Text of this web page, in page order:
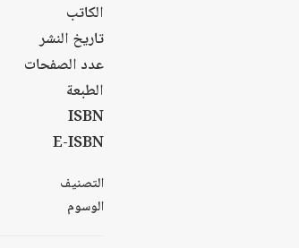
الكاتب
تاريخ النشر
عدد الصفحات
الطبعة
ISBN
E-ISBN
التصنيف
الوسوم